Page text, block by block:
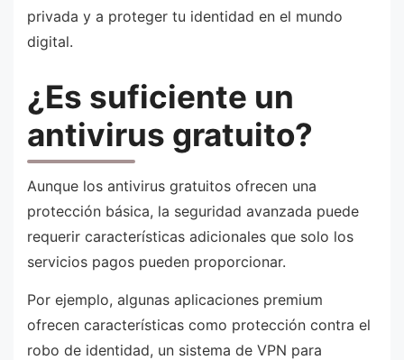
privada y a proteger tu identidad en el mundo
digital.
¿Es suficiente un
antivirus gratuito?
Aunque los antivirus gratuitos ofrecen una
protección básica, la seguridad avanzada puede
requerir características adicionales que solo los
servicios pagos pueden proporcionar.
Por ejemplo, algunas aplicaciones premium
ofrecen características como protección contra el
robo de identidad, un sistema de VPN para